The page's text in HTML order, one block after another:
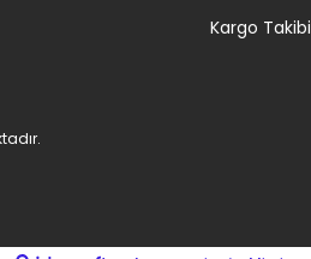
Kargo Takibi